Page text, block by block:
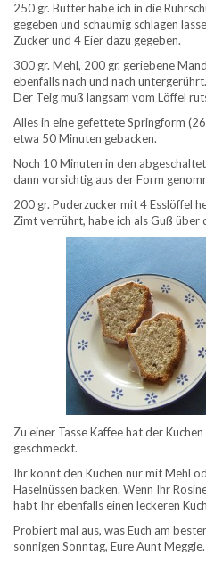
250 gr. Butter habe ich in die
gegeben und schaumig schlagen
Zucker und 4 Eier dazu gegeben.
300 gr. Mehl, 200 gr. geriebene
ebenfalls nach und nach
Der Teig muß langsam vom Löffel
Alles in eine gefettete Springform
etwa 50 Minuten gebacken.
Noch 10 Minuten in den
dann vorsichtig aus der Form
200 gr. Puderzucker mit 4 Esslöffel
Zimt verrührt, habe ich als Guß über
Zu einer Tasse Kaffee hat der
geschmeckt.
Ihr könnt den Kuchen nur mit Mehl
Haselnüssen backen. Wenn Ihr
habt Ihr ebenfalls einen leckeren
Probiert mal aus, was Euch am
sonnigen Sonntag, Eure Aunt Meggie.